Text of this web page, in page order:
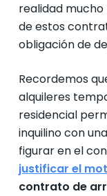
realidad
de estos
obligación de
Recordemos
alquileres
residencial
inquilino con
figurar en el
justificar el
contrato de